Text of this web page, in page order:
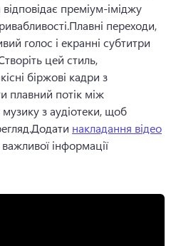
преміум-іміджу
Плавні переходи,
голос і екранні субтитри
цей стиль,
біржові кадри з
плавний потік між
з аудіотеки, щоб
Додати накладання відео
інформації